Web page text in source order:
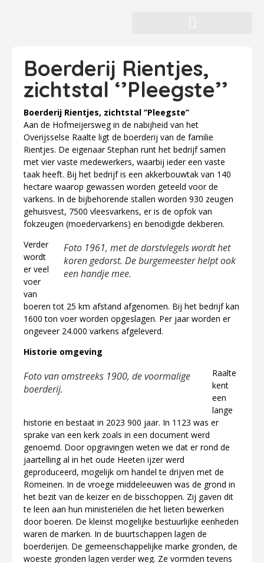
Boerderij Rientjes,
zichtstal ‘’Pleegste’’
Boerderij Rientjes, zichtstal ‘’Pleegste’’
Aan de Hofmeijersweg in de nabijheid van het
Overijsselse Raalte ligt de boerderij van de familie
Rientjes. De eigenaar Stephan runt het bedrijf samen
met vier vaste medewerkers, waarbij ieder een vaste
taak heeft. Bij het bedrijf is een akkerbouwtak van 140
hectare waarop gewassen worden geteeld voor de
varkens. In de bijbehorende stallen worden 930 zeugen
gehuisvest, 7500 vleesvarkens, er is de opfok van
fokzeugen (moedervarkens) en benodigde dekberen.
Foto 1961, met de dorstvlegels wordt het
koren gedorst. De burgemeester helpt ook
een handje mee.
Verder
wordt
er veel
voer
van
boeren tot 25 km afstand afgenomen. Bij het bedrijf kan
1600 ton voer worden opgeslagen. Per jaar worden er
ongeveer 24.000 varkens afgeleverd.
Historie omgeving
Foto van omstreeks 1900, de voormalige
boerderij.
Raalte
kent
een
lange
historie en bestaat in 2023 900 jaar. In 1123 was er
sprake van een kerk zoals in een document werd
genoemd. Door opgravingen weten we dat er rond de
jaartelling al in het oude Heeten ijzer werd
geproduceerd, mogelijk om handel te drijven met de
Romeinen. In de vroege middeleeuwen was de grond in
het bezit van de keizer en de bisschoppen. Zij gaven dit
te leen aan hun ministeriëlen die het lieten bewerken
door boeren. De kleinst mogelijke bestuurlijke eenheden
waren de marken. In de buurtschappen lagen de
boerderijen. De gemeenschappelijke marke gronden, de
woeste gronden lagen verder weg. Ze vormden tevens